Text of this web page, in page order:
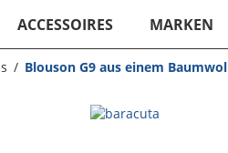
ACCESSOIRES MARKEN
Blouson G9 aus einem